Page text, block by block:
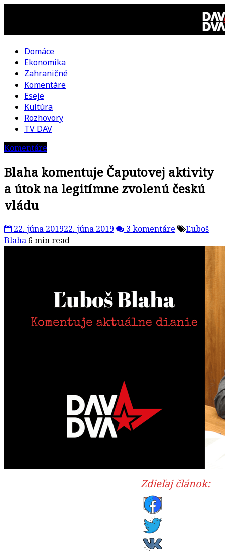
DAV
DVA
kultúrno-
politická
revue
Domáce
Ekonomika
Zahraničné
Komentáre
Eseje
Kultúra
Rozhovory
TV DAV
Komentáre
Blaha komentuje Čaputovej aktivity
a útok na legitímne zvolenú českú
vládu
22. júna 201922. júna 2019 3 komentáre
Ľuboš
Blaha 6 min read
Zdieľaj článok: